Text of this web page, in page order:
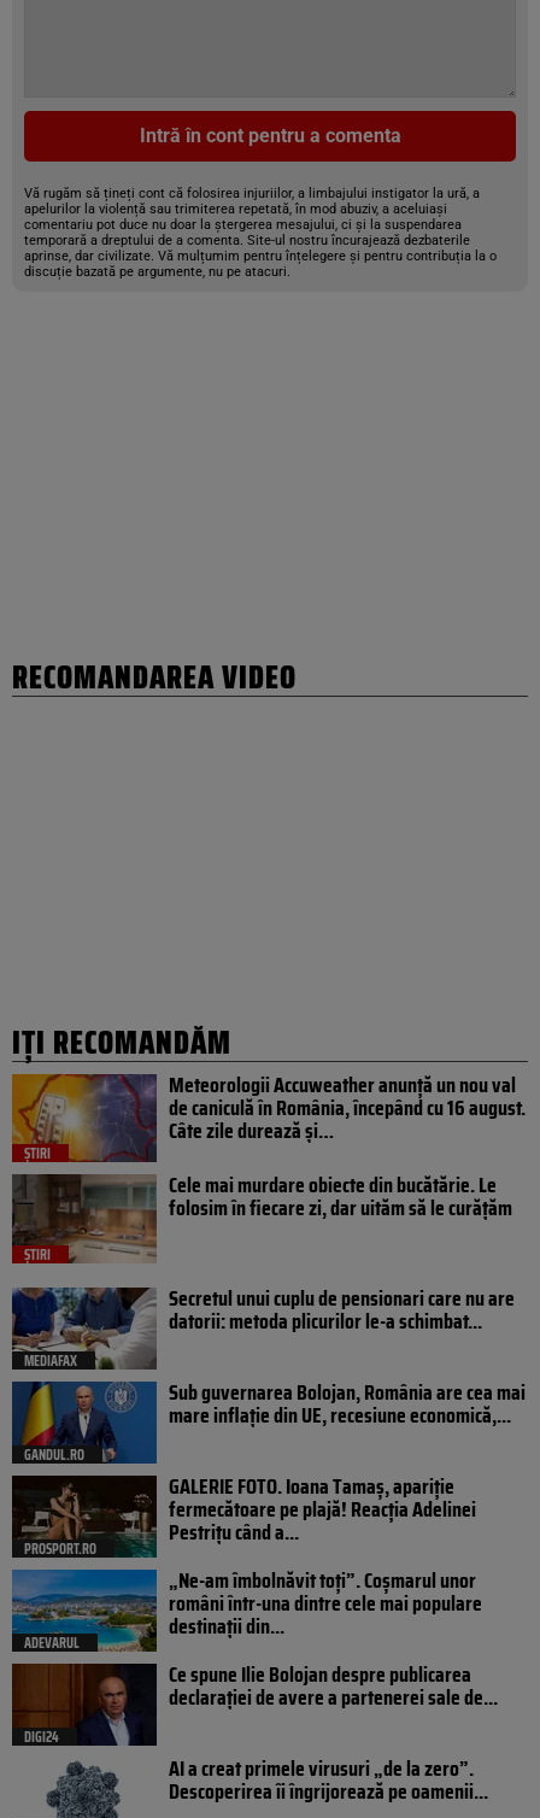
Intră în cont pentru a comenta
Vă rugăm să țineți cont că folosirea injuriilor, a limbajului instigator la ură, a
apelurilor la violență sau trimiterea repetată, în mod abuziv, a aceluiași
comentariu pot duce nu doar la ștergerea mesajului, ci și la suspendarea
temporară a dreptului de a comenta. Site-ul nostru încurajează dezbaterile
aprinse, dar civilizate. Vă mulțumim pentru înțelegere și pentru contribuția la o
discuție bazată pe argumente, nu pe atacuri.
RECOMANDAREA VIDEO
IȚI RECOMANDĂM
ȘTIRI
Meteorologii Accuweather anunță un nou val
de caniculă în România, începând cu 16 august.
Câte zile durează și…
ȘTIRI
Cele mai murdare obiecte din bucătărie. Le
folosim în fiecare zi, dar uităm să le curățăm
MEDIAFAX
Secretul unui cuplu de pensionari care nu are
datorii: metoda plicurilor le-a schimbat...
GANDUL.RO
Sub guvernarea Bolojan, România are cea mai
mare inflație din UE, recesiune economică,...
PROSPORT.RO
GALERIE FOTO. Ioana Tamaş, apariție
fermecătoare pe plajă! Reacția Adelinei
Pestrițu când a...
ADEVARUL
„Ne-am îmbolnăvit toți”. Coșmarul unor
români într-una dintre cele mai populare
destinații din...
DIGI24
Ce spune Ilie Bolojan despre publicarea
declarației de avere a partenerei sale de...
AI a creat primele virusuri „de la zero”.
Descoperirea îi îngrijorează pe oamenii...